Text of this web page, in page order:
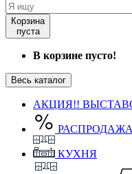
Корзина
пуста
В корзине пусто!
Весь каталог
АКЦИЯ!!
РАСПРОДАЖА
КУХНЯ